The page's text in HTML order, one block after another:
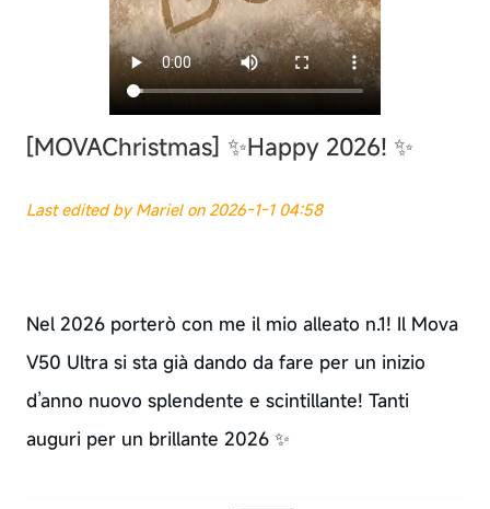
[MOVAChristmas] ✨Happy 2026! ✨
Last edited by Mariel on 2026-1-1 04:58
Nel 2026 porterò con me il mio alleato n.1! Il Mova
V50 Ultra si sta già dando da fare per un inizio
d’anno nuovo splendente e scintillante! Tanti
auguri per un brillante 2026 ✨